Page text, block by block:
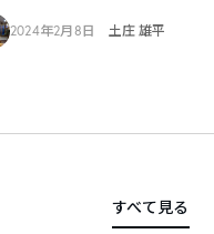
2024年2月8日 土庄 雄平
すべて見る